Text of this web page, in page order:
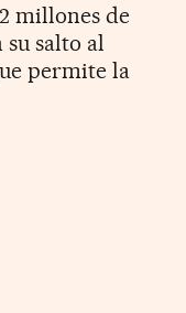
millones de
salto al
permite la